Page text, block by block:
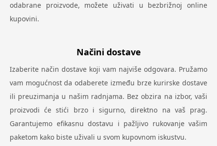
odabrane proizvode, možete uživati u bezbrižnoj online
kupovini.
Načini dostave
Izaberite način dostave koji vam najviše odgovara. Pružamo
vam mogućnost da odaberete između brze kurirske dostave
ili preuzimanja u našim radnjama. Bez obzira na izbor, vaši
proizvodi će stići brzo i sigurno, direktno na vaš prag.
Garantujemo efikasnu dostavu i pažljivo rukovanje vašim
paketom kako biste uživali u svom kupovnom iskustvu.